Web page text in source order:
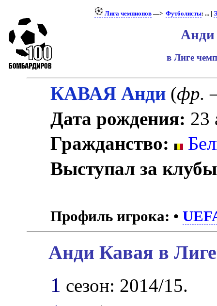
Лига чемпионов—> Футболисты: ... |
в Лиге
КАВАЯ Анди (фр.
Дата рождения: 23
Гражданство:
Выступал за
Профиль игрока: •
Анди Кавая в
1 сезон: 2014/15.